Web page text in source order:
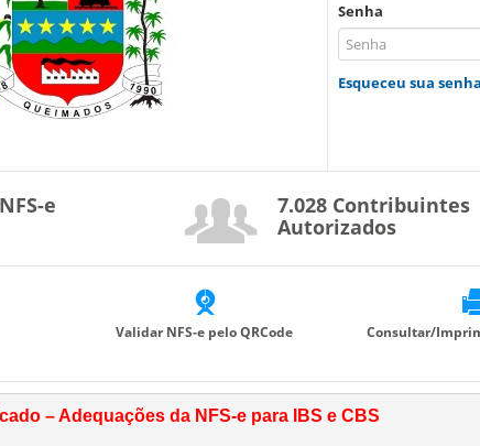
Senha
Esqueceu sua
e
7.028 Contribuintes
Autorizados
Validar NFS-e pelo QRCode Consultar/
– Adequações da NFS-e para IBS e CBS